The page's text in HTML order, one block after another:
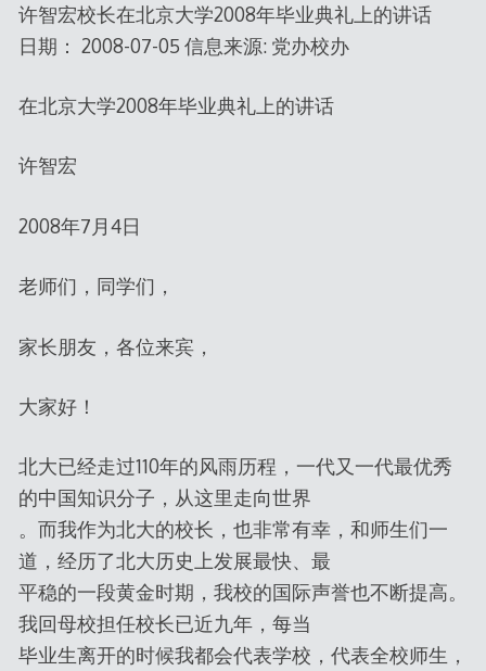
许智宏校长在北京大学2008年毕业典礼上的讲话
日期： 2008-07-05 信息来源: 党办校办
在北京大学2008年毕业典礼上的讲话
许智宏
2008年7月4日
老师们，同学们，
家长朋友，各位来宾，
大家好！
北大已经走过110年的风雨历程，一代又一代最优秀
的中国知识分子，从这里走向世界
。而我作为北大的校长，也非常有幸，和师生们一
道，经历了北大历史上发展最快、最
平稳的一段黄金时期，我校的国际声誉也不断提高。
我回母校担任校长已近九年，每当
毕业生离开的时候我都会代表学校，代表全校师生，